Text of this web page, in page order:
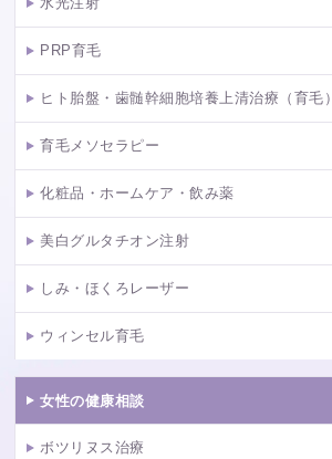
PRP育毛
ヒト胎盤・歯髄幹細胞培養上清治療（育毛）
育毛メソセラピー
化粧品・ホームケア・飲み薬
美白グルタチオン注射
しみ・ほくろレーザー
ウィンセル育毛
女性の健康相談
ボツリヌス治療